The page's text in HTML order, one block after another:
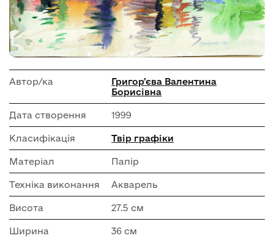
Автор/ка
Григорʼєва Валентина
Борисівна
Дата створення 1999
Класифікація Твір графіки
Матеріал Папір
Техніка виконання Акварель
Висота 27.5 см
Ширина 36 см